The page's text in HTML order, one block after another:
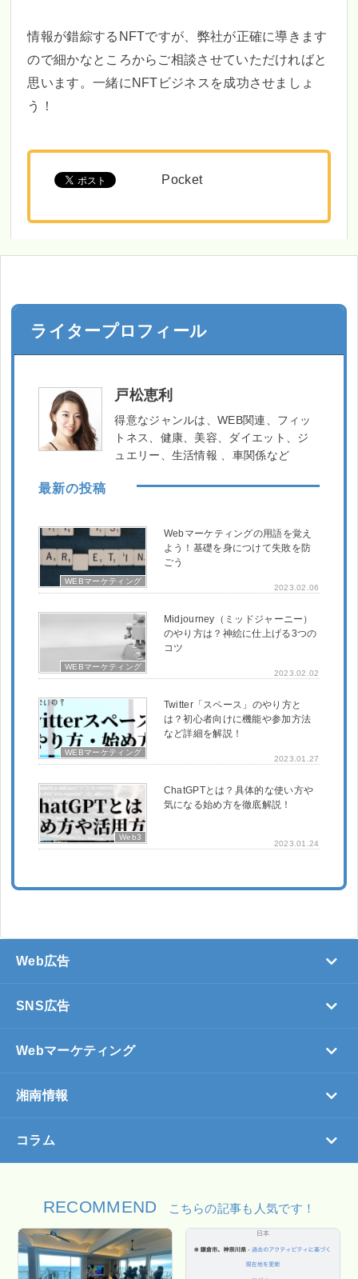
情報が錯綜するNFTですが、弊社が正確に導きます
ので細かなところからご相談させていただければと
思います。一緒にNFTビジネスを成功させましょ
う！
Pocket
ライタープロフィール
戸松恵利
得意なジャンルは、WEB関連、フィッ
トネス、健康、美容、ダイエット、ジ
ュエリー、生活情報 、車関係など
最新の投稿
WEBマーケティング
2023.02.06
Webマーケティングの用語を覚え
よう！基礎を身につけて失敗を防
ごう
WEBマーケティング
2023.02.02
Midjourney（ミッドジャーニー）
のやり方は？神絵に仕上げる3つの
コツ
WEBマーケティング
2023.01.27
Twitter「スペース」のやり方と
は？初心者向けに機能や参加方法
など詳細を解説！
Web3
2023.01.24
ChatGPTとは？具体的な使い方や
気になる始め方を徹底解説！
Web広告
SNS広告
Webマーケティング
湘南情報
コラム
RECOMMEND こちらの記事も人気です！